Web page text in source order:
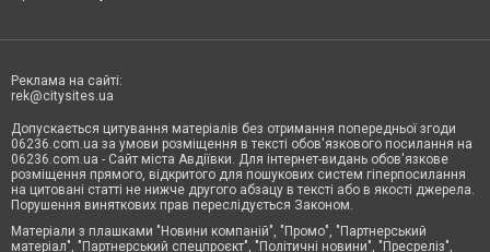
Реклама на сайті:
rek@citysites.ua
Допускається цитування матеріалів без отримання попередньої згоди
06236.com.ua за умови розміщення в тексті обов'язкового посилання на
06236.com.ua - Сайт міста Авдіївки. Для інтернет-видань обов'язкове
розміщення прямого, відкритого для пошукових систем гіперпосилання
на цитовані статті не нижче другого абзацу в тексті або в якості джерела.
Порушення виняткових прав переслідується Законом.
Матеріали з плашками "Новини компаній", "Промо", "Партнерський
матеріал", "Партнерський спецпроєкт", "Політичні новини", "Пресреліз",